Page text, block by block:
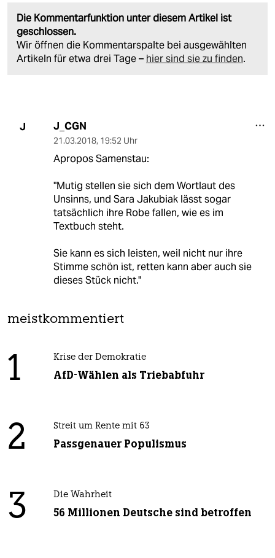
Die Kommentarfunktion unter diesem Artikel ist
geschlossen.
Wir öffnen die Kommentarspalte bei ausgewählten
Artikeln für etwa drei Tage – hier sind sie zu finden.
J J_CGN
21.03.2018, 19:52 Uhr
Apropos Samenstau:
"Mutig stellen sie sich dem Wortlaut des
Unsinns, und Sara Jakubiak lässt sogar
tatsächlich ihre Robe fallen, wie es im
Textbuch steht.
Sie kann es sich leisten, weil nicht nur ihre
Stimme schön ist, retten kann aber auch sie
dieses Stück nicht."
meistkommentiert
1 Krise der Demokratie
AfD-Wählen als Triebabfuhr
2 Streit um Rente mit 63
Passgenauer Populismus
3 Die Wahrheit
56 Millionen Deutsche sind betroffen